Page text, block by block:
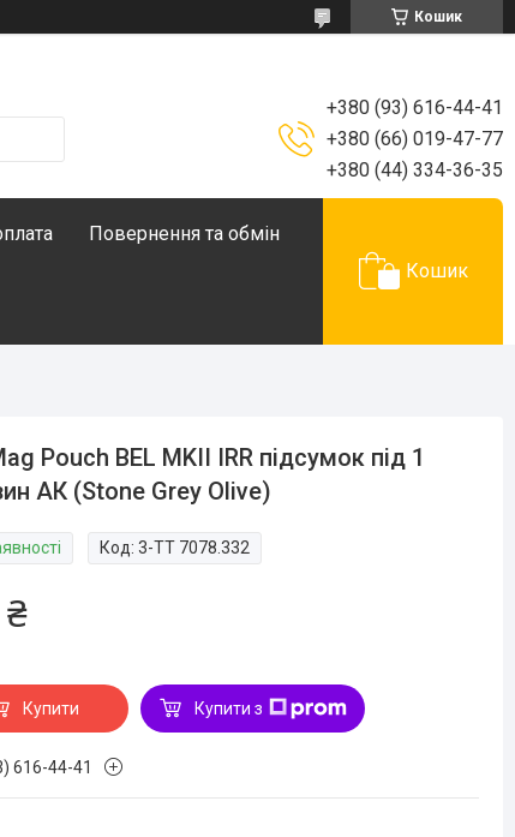
Кошик
+380 (93) 616-44-41
+380 (66) 019-47-77
+380 (44) 334-36-35
Повернення та обмін
Кошик
Pouch BEL MKII IRR підсумок під 1
АК (Stone Grey Olive)
Код:3-TT 7078.332
Купити Купити з
616-44-41